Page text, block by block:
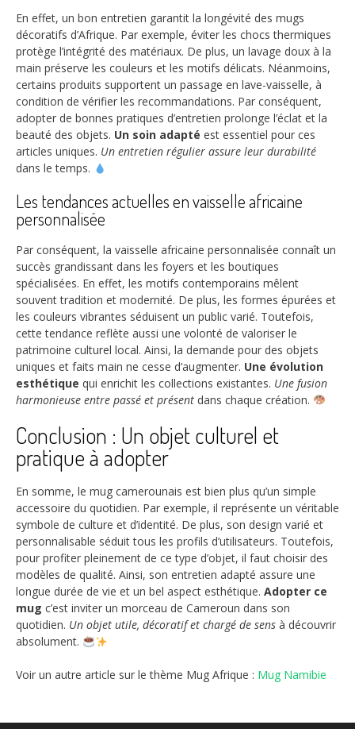
En effet, un bon entretien garantit la longévité des mugs
décoratifs d’Afrique. Par exemple, éviter les chocs thermiques
protège l’intégrité des matériaux. De plus, un lavage doux à la
main préserve les couleurs et les motifs délicats. Néanmoins,
certains produits supportent un passage en lave-vaisselle, à
condition de vérifier les recommandations. Par conséquent,
adopter de bonnes pratiques d’entretien prolonge l’éclat et la
beauté des objets. Un soin adapté est essentiel pour ces
articles uniques. Un entretien régulier assure leur durabilité
dans le temps.
Les tendances actuelles en vaisselle africaine
personnalisée
Par conséquent, la vaisselle africaine personnalisée connaît un
succès grandissant dans les foyers et les boutiques
spécialisées. En effet, les motifs contemporains mêlent
souvent tradition et modernité. De plus, les formes épurées et
les couleurs vibrantes séduisent un public varié. Toutefois,
cette tendance reflète aussi une volonté de valoriser le
patrimoine culturel local. Ainsi, la demande pour des objets
uniques et faits main ne cesse d’augmenter. Une évolution
esthétique qui enrichit les collections existantes. Une fusion
harmonieuse entre passé et présent dans chaque création.
Conclusion : Un objet culturel et
pratique à adopter
En somme, le mug camerounais est bien plus qu’un simple
accessoire du quotidien. Par exemple, il représente un véritable
symbole de culture et d’identité. De plus, son design varié et
personnalisable séduit tous les profils d’utilisateurs. Toutefois,
pour profiter pleinement de ce type d’objet, il faut choisir des
modèles de qualité. Ainsi, son entretien adapté assure une
longue durée de vie et un bel aspect esthétique. Adopter ce
mug c’est inviter un morceau de Cameroun dans son
quotidien. Un objet utile, décoratif et chargé de sens à découvrir
absolument.
Voir un autre article sur le thème Mug Afrique : Mug Namibie